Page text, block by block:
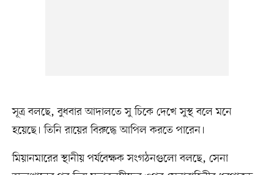
সূত্র বলছে, বুধবার আদালতে সু চিকে দেখে সুস্থ বলে মনে
হয়েছে। তিনি রায়ের বিরুদ্ধে আপিল করতে পারেন।
মিয়ানমারের স্থানীয় পর্যবেক্ষক সংগঠনগুলো বলছে, সেনা